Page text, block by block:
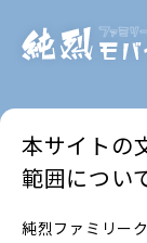
本サイトの
範囲につい
純烈ファミリー